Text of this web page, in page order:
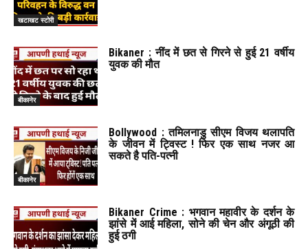
खटाखट स्टोरी
बीकानेर
Bikaner : नींद में छत से गिरने से हुई 21 वर्षीय
युवक की मौत
बीकानेर
Bollywood : तमिलनाडु सीएम विजय थलापति
के जीवन में ट्विस्ट ! फिर एक साथ नजर आ
सकते है पति-पत्नी
Bikaner Crime : भगवान महावीर के दर्शन के
झांसे में आई महिला, सोने की चेन और अंगूठी की
हुई ठगी